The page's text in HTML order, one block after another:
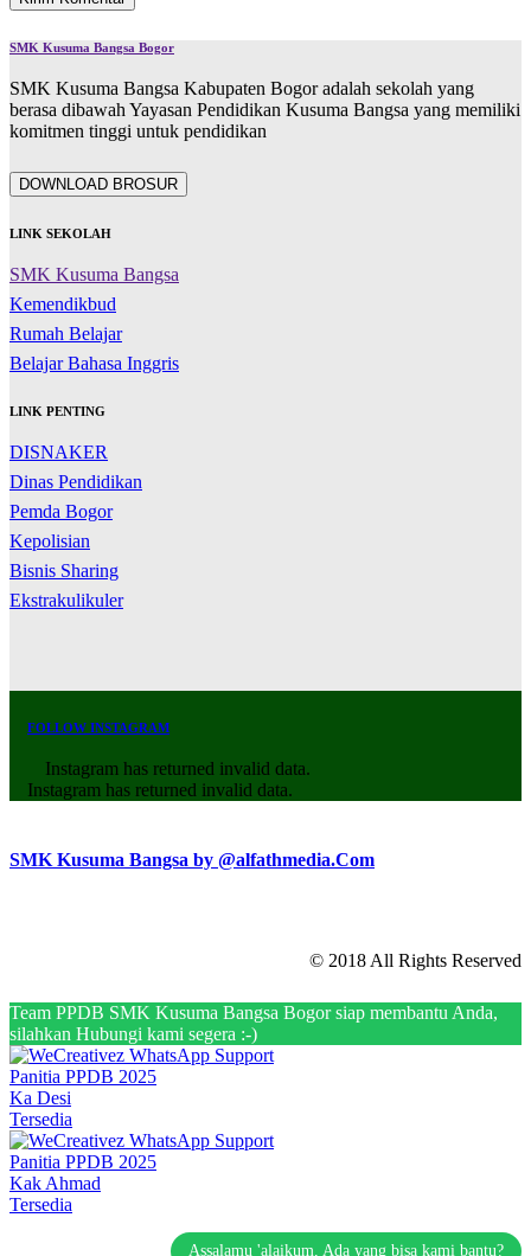
SMK Kusuma Bangsa Bogor
SMK Kusuma Bangsa Kabupaten Bogor adalah sekolah yang
berasa dibawah Yayasan Pendidikan Kusuma Bangsa yang memiliki
komitmen tinggi untuk pendidikan
DOWNLOAD BROSUR
LINK SEKOLAH
SMK Kusuma Bangsa
Kemendikbud
Rumah Belajar
Belajar Bahasa Inggris
LINK PENTING
DISNAKER
Dinas Pendidikan
Pemda Bogor
Kepolisian
Bisnis Sharing
Ekstrakulikuler
FOLLOW INSTAGRAM
Instagram has returned invalid data.
Instagram has returned invalid data.
SMK Kusuma Bangsa by @alfathmedia.Com
© 2018 All Rights Reserved
Team PPDB SMK Kusuma Bangsa Bogor siap membantu Anda,
silahkan Hubungi kami segera :-)
Panitia PPDB 2025
Ka Desi
Tersedia
Panitia PPDB 2025
Kak Ahmad
Tersedia
Assalamu 'alaikum, Ada yang bisa kami bantu?